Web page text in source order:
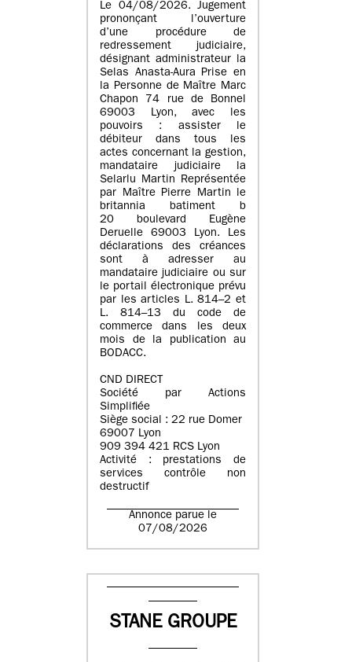
Le 04/08/2026. Jugement
prononçant l’ouverture
d’une procédure de
redressement judiciaire,
désignant administrateur la
Selas Anasta-Aura Prise en
la Personne de Maître Marc
Chapon 74 rue de Bonnel
69003 Lyon, avec les
pouvoirs : assister le
débiteur dans tous les
actes concernant la gestion,
mandataire judiciaire la
Selarlu Martin Représentée
par Maître Pierre Martin le
britannia batiment b
20 boulevard Eugène
Deruelle 69003 Lyon. Les
déclarations des créances
sont à adresser au
mandataire judiciaire ou sur
le portail électronique prévu
par les articles L. 814–2 et
L. 814–13 du code de
commerce dans les deux
mois de la publication au
BODACC.
CND DIRECT
Société par Actions
Simplifiée
Siège social : 22 rue Domer
69007 Lyon
909 394 421 RCS Lyon
Activité : prestations de
services contrôle non
destructif
Annonce parue le
07/08/2026
STANE GROUPE